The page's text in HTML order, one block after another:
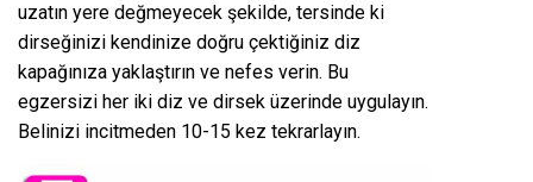
uzatın yere değmeyecek şekilde, tersinde ki
dirseğinizi kendinize doğru çektiğiniz diz
kapağınıza yaklaştırın ve nefes verin. Bu
egzersizi her iki diz ve dirsek üzerinde uygulayın.
Belinizi incitmeden 10-15 kez tekrarlayın.